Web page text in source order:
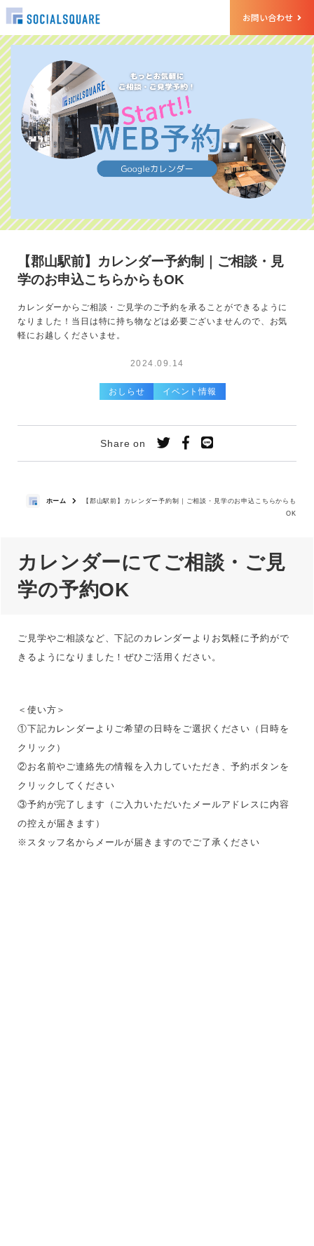
お問い合わせ
【郡山駅前】カレンダー予約制｜ご相談・見
学のお申込こちらからもOK
カレンダーからご相談・ご見学のご予約を承ることができるように
なりました！当日は特に持ち物などは必要ございませんので、お気
軽にお越しくださいませ。
2024.09.14
おしらせ イベント情報
Share on
ホーム
【郡山駅前】カレンダー予約制｜ご相談・見学のお申込こちらからも
OK
カレンダーにてご相談・ご見
学の予約OK
ご見学やご相談など、下記のカレンダーよりお気軽に予約がで
きるようになりました！ぜひご活用ください。
＜使い方＞
①下記カレンダーよりご希望の日時をご選択ください（日時を
クリック）
②お名前やご連絡先の情報を入力していただき、予約ボタンを
クリックしてください
③予約が完了します（ご入力いただいたメールアドレスに内容
の控えが届きます）
※スタッフ名からメールが届きますのでご了承ください